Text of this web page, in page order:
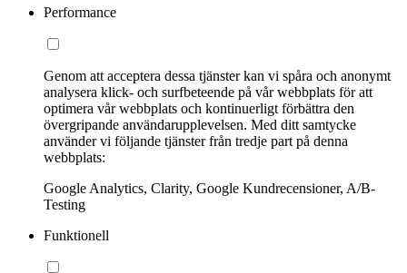
Performance
Genom att acceptera dessa tjänster kan vi spåra och anonymt
analysera klick- och surfbeteende på vår webbplats för att
optimera vår webbplats och kontinuerligt förbättra den
övergripande användarupplevelsen. Med ditt samtycke
använder vi följande tjänster från tredje part på denna
webbplats:
Google Analytics, Clarity, Google Kundrecensioner, A/B-
Testing
Funktionell